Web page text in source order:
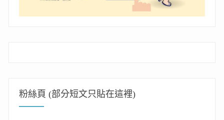
粉絲頁 (部分短文只貼在這裡)